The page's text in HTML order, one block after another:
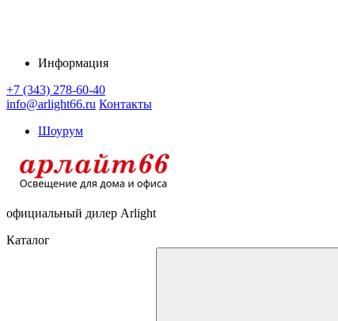
Информация
+7 (343) 278-60-40
info@arlight66.ru Контакты
Шоурум
официальный дилер Arlight
Каталог